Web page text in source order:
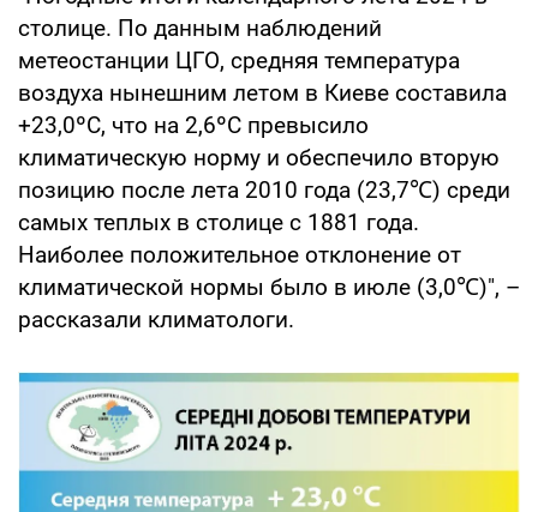
столице. По данным наблюдений
метеостанции ЦГО, средняя температура
воздуха нынешним летом в Киеве составила
+23,0ºС, что на 2,6ºС превысило
климатическую норму и обеспечило вторую
позицию после лета 2010 года (23,7℃) среди
самых теплых в столице с 1881 года.
Наиболее положительное отклонение от
климатической нормы было в июле (3,0℃)", –
рассказали климатологи.